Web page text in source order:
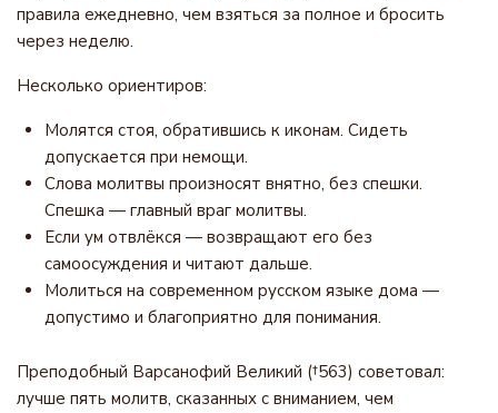
правила ежедневно, чем взяться за полное и бросить
через неделю.
Несколько ориентиров:
Молятся стоя, обратившись к иконам. Сидеть
допускается при немощи.
Слова молитвы произносят внятно, без спешки.
Спешка — главный враг молитвы.
Если ум отвлёкся — возвращают его без
самоосуждения и читают дальше.
Молиться на современном русском языке дома —
допустимо и благоприятно для понимания.
Преподобный Варсанофий Великий (†563) советовал:
лучше пять молитв, сказанных с вниманием, чем